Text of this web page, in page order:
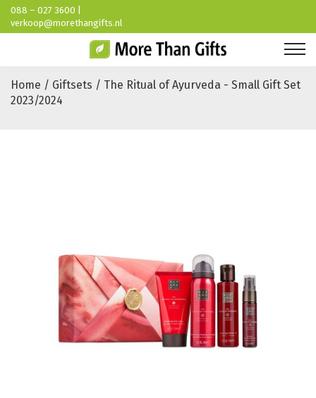
088 – 027 3600 |
verkoop@morethangifts.nl
Home / Giftsets / The Ritual of Ayurveda - Small Gift Set
2023/2024